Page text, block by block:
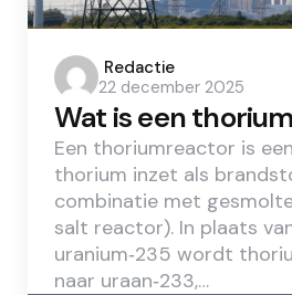
Posted
by
Redactie
22 december 2025
Wat is een
Een thoriumreactor is
thorium inzet als
combinatie met
salt reactor). In plaats
uranium‑235 wordt
naar uraan‑233,…